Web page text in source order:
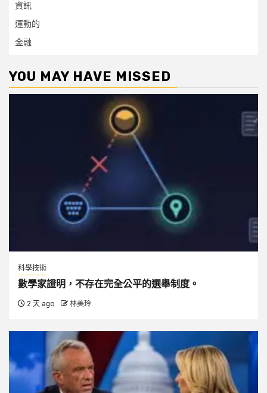
資訊
運動的
金融
YOU MAY HAVE MISSED
科學技術
數學家證明，不存在完全公平的選舉制度。
2 天 ago 林美玲